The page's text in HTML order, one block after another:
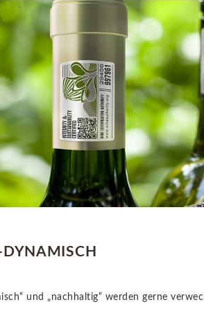
und „nachhaltig“ werden gerne